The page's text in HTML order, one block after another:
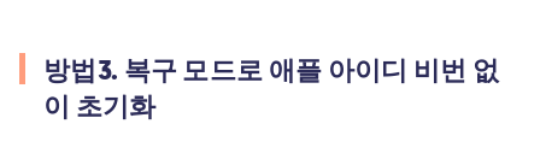
방법3. 복구 모드로 애플 아이디 비번 없
이 초기화